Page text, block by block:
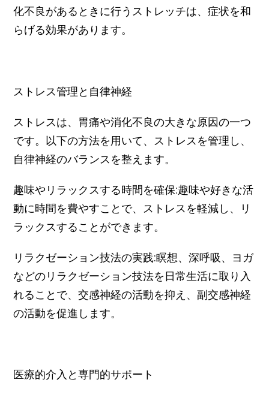
化不良があるときに行うストレッチは、症状を和
らげる効果があります。
ストレス管理と自律神経
ストレスは、胃痛や消化不良の大きな原因の一つ
です。以下の方法を用いて、ストレスを管理し、
自律神経のバランスを整えます。
趣味やリラックスする時間を確保:趣味や好きな活
動に時間を費やすことで、ストレスを軽減し、リ
ラックスすることができます。
リラクゼーション技法の実践:瞑想、深呼吸、ヨガ
などのリラクゼーション技法を日常生活に取り入
れることで、交感神経の活動を抑え、副交感神経
の活動を促進します。
医療的介入と専門的サポート